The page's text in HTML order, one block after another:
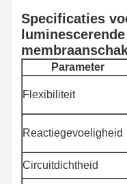
Specificaties
Parameter
Flexibiliteit
Reactiegevoeligheid
Circuitdichtheid